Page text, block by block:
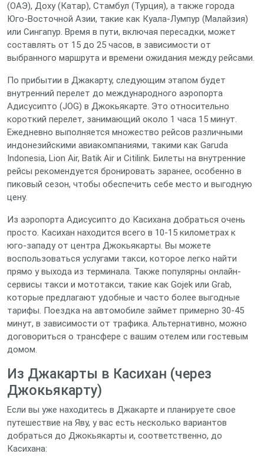
(ОАЭ), Доху (Катар), Стамбул (Турция), а также города
Юго-Восточной Азии, такие как Куала-Лумпур (Малайзия)
или Сингапур. Время в пути, включая пересадки, может
составлять от 15 до 25 часов, в зависимости от
выбранного маршрута и времени ожидания между рейсами.
По прибытии в Джакарту, следующим этапом будет
внутренний перелет до международного аэропорта
Адисусипто (JOG) в Джокьякарте. Это относительно
короткий перелет, занимающий около 1 часа 15 минут.
Ежедневно выполняется множество рейсов различными
индонезийскими авиакомпаниями, такими как Garuda
Indonesia, Lion Air, Batik Air и Citilink. Билеты на внутренние
рейсы рекомендуется бронировать заранее, особенно в
пиковый сезон, чтобы обеспечить себе место и выгодную
цену.
Из аэропорта Адисусипто до Касихана добраться очень
просто. Касихан находится всего в 10-15 километрах к
юго-западу от центра Джокьякарты. Вы можете
воспользоваться услугами такси, которое легко найти
прямо у выхода из терминала. Также популярны онлайн-
сервисы такси и мототакси, такие как Gojek или Grab,
которые предлагают удобные и часто более выгодные
тарифы. Поездка на автомобиле займет примерно 30-45
минут, в зависимости от трафика. Альтернативно, можно
договориться о трансфере с вашим отелем или гостевым
домом.
Из Джакарты в Касихан (через
Джокьякарту)
Если вы уже находитесь в Джакарте и планируете свое
путешествие на Яву, у вас есть несколько вариантов
добраться до Джокьякарты и, соответственно, до
Касихана: